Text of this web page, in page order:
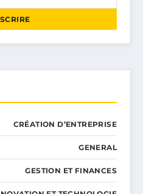
CRÉATION D’ENTREPRISE
GENERAL
GESTION ET FINANCES